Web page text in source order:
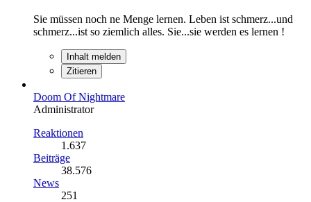
Sie müssen noch ne Menge lernen. Leben ist schmerz...und
schmerz...ist so ziemlich alles. Sie...sie werden es lernen !
Inhalt melden
Zitieren
Doom Of Nightmare
Administrator
Reaktionen
1.637
Beiträge
38.576
News
251